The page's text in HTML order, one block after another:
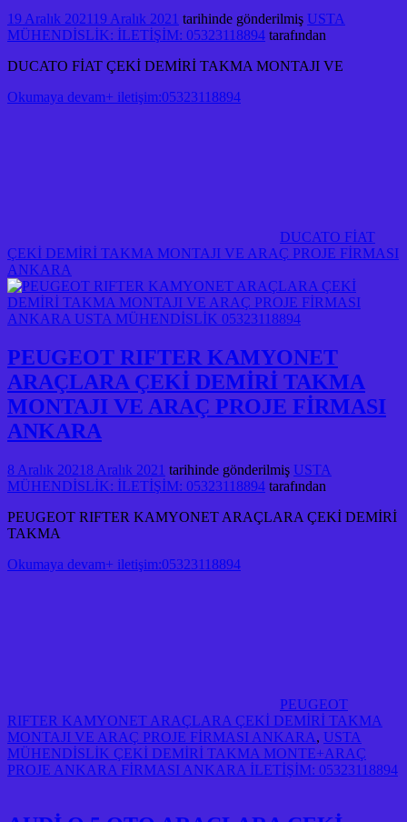
19 Aralık 2021 19 Aralık 2021 tarihinde gönderilmiş USTA
MÜHENDİSLİK: İLETİŞİM: 05323118894 tarafından
DUCATO FİAT ÇEKİ DEMİRİ TAKMA MONTAJI VE
Okumaya devam+ iletişim:05323118894
DUCATO FİAT
ÇEKİ DEMİRİ TAKMA MONTAJI VE ARAÇ PROJE FİRMASI
ANKARA
PEUGEOT RIFTER KAMYONET
ARAÇLARA ÇEKİ DEMİRİ TAKMA
MONTAJI VE ARAÇ PROJE FİRMASI
ANKARA
8 Aralık 2021 8 Aralık 2021 tarihinde gönderilmiş USTA
MÜHENDİSLİK: İLETİŞİM: 05323118894 tarafından
PEUGEOT RIFTER KAMYONET ARAÇLARA ÇEKİ DEMİRİ
TAKMA
Okumaya devam+ iletişim:05323118894
PEUGEOT
RIFTER KAMYONET ARAÇLARA ÇEKİ DEMİRİ TAKMA
MONTAJI VE ARAÇ PROJE FİRMASI ANKARA, USTA
MÜHENDİSLİK ÇEKİ DEMİRİ TAKMA MONTE+ARAÇ
PROJE ANKARA FİRMASI ANKARA İLETİŞİM: 05323118894